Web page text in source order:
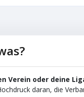
Verein oder deine
daran, die